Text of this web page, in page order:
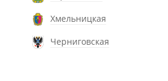
Хмельницкая
Черниговская